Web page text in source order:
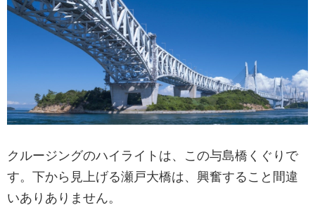
クルージングのハイライトは、この与島橋くぐりで
す。下から見上げる瀬戸大橋は、興奮すること間違
いありありません。